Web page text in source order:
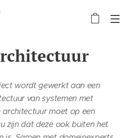
wordt gewerkt aan een
van systemen met
moet op een
zijn dat deze ook buiten het